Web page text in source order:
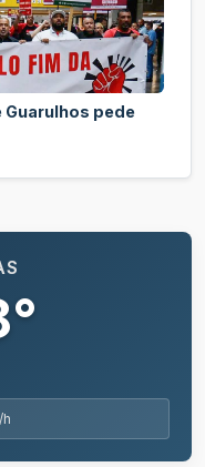
pede
h